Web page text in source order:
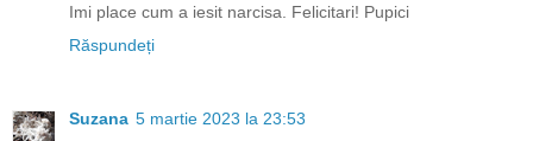
Imi place cum a iesit narcisa. Felicitari! Pupici
Răspundeți
Suzana 5 martie 2023 la 23:53